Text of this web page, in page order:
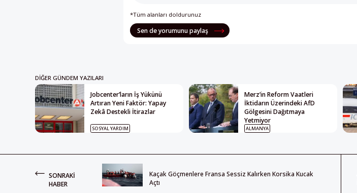
*Tüm alanları doldurunuz
Sen de yorumunu paylaş
DIĞER GÜNDEM YAZILARI
Jobcenter’ların İş Yükünü
Artıran Yeni Faktör: Yapay
Zekâ Destekli İtirazlar
SOSYAL YARDIM
Merz’in Reform Vaatleri
İktidarın Üzerindeki AfD
Gölgesini Dağıtmaya
Yetmiyor
ALMANYA
SONRAKI
HABER
Kaçak Göçmenlere Fransa Sessiz Kalırken Korsika Kucak
Açtı